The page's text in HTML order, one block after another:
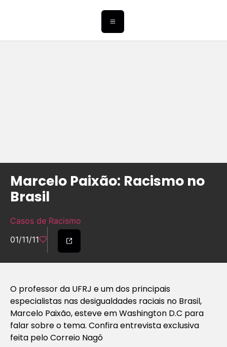
Marcelo Paixão: Racismo no
Brasil
Casos de Racismo
01/11/11
O professor da UFRJ e um dos principais
especialistas nas desigualdades raciais no Brasil,
Marcelo Paixão, esteve em Washington D.C para
falar sobre o tema. Confira entrevista exclusiva
feita pelo Correio Nagô